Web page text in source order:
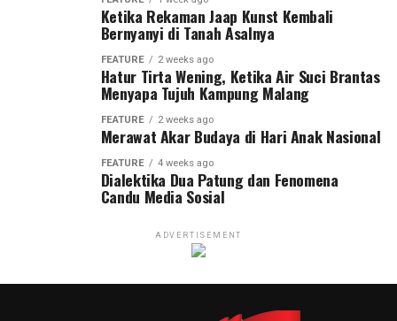
Ketika Rekaman Jaap Kunst Kembali
Bernyanyi di Tanah Asalnya
FEATURE 2 weeks ago
Hatur Tirta Wening, Ketika Air Suci Brantas
Menyapa Tujuh Kampung Malang
FEATURE 2 weeks ago
Merawat Akar Budaya di Hari Anak Nasional
FEATURE 4 weeks ago
Dialektika Dua Patung dan Fenomena
Candu Media Sosial
ADVERTISEMENT